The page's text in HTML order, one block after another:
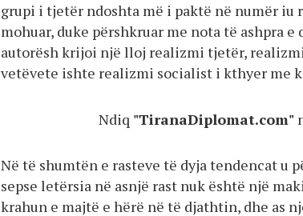
grupi i tjetër ndoshta më i paktë në numër
mohuar, duke përshkruar me nota të ashpra
autorësh krijoi një lloj realizmi tjetër,
vetëvete ishte realizmi socialist i kthyer me
Ndiq "TiranaDiplomat.com"
Në të shumtën e rasteve të dyja tendencat u
sepse letërsia në asnjë rast nuk është një
krahun e majtë e hërë në të djathtin, dhe as